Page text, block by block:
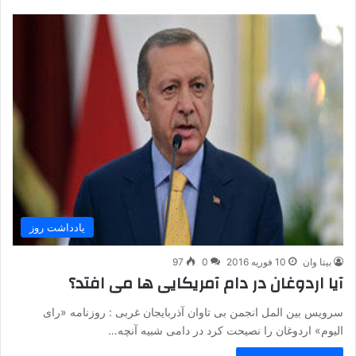
یادداشت روز
بیتا وان 10 فوریه 2016 0
97
آیا اردوغان در دام آمریکایی ها می افتد؟
سرویس بین المل انجمن بی تاوان آذربایجان غربی : روزنامه «رای
الیوم» اردوغان را نصیحت کرد در دامی شبیه آنچه…